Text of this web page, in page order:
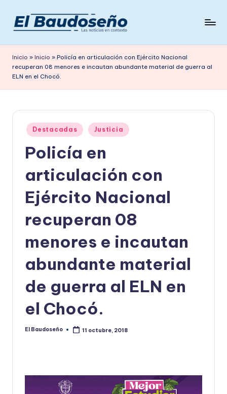
Saltar
contenido
e
ri
ó
d
en
contexto
Inicio » Inicio » Policía en articulación con Ejército Nacional
recuperan 08 menores e incautan abundante material de guerra al
ELN en el Chocó.
Publicado
en
Destacadas Justicia
Policía en
articulación con
Ejército Nacional
recuperan 08
menores e incautan
abundante material
de guerra al ELN en
el Chocó.
Publicado
El Baudoseño 11 octubre, 2018